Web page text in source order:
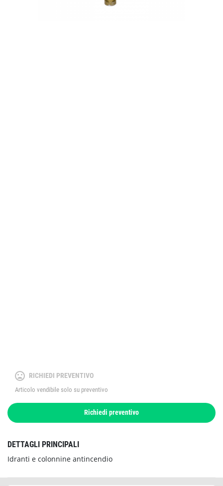
RICHIEDI PREVENTIVO
Articolo vendibile solo su preventivo
Richiedi preventivo
DETTAGLI PRINCIPALI
Idranti e colonnine antincendio